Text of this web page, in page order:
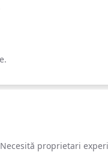
proprietari